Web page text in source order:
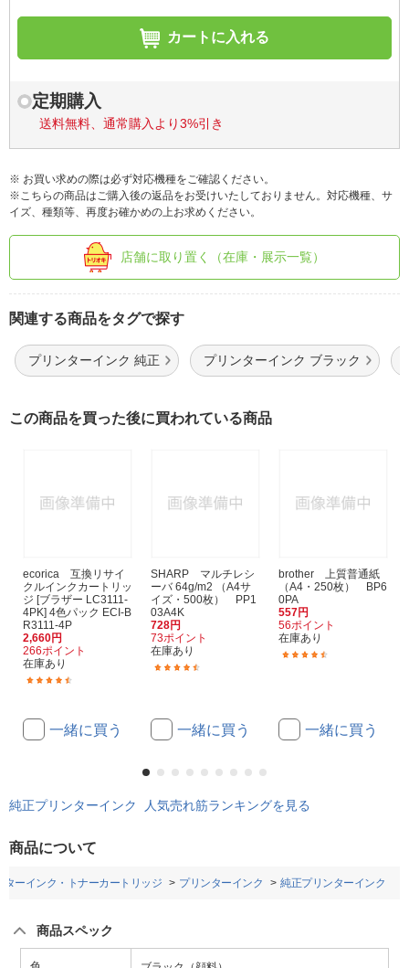
カートに入れる
定期購入
送料無料、通常購入より3%引き
※ お買い求めの際は必ず対応機種をご確認ください。
※こちらの商品はご購入後の返品をお受けいたしておりません。対応機種、サ
イズ、種類等、再度お確かめの上お求めください。
店舗に取り置く（在庫・展示一覧）
関連する商品をタグで探す
プリンターインク 純正 プリンターインク ブラック
この商品を買った後に買われている商品
ecorica 互換リサイ
クルインクカートリッ
ジ [ブラザー LC3111-
4PK] 4色パック ECI-B
R3111-4P
2,660円
266ポイント
在庫あり
一緒に買う
SHARP マルチレシ
ーバ 64g/m2 （A4サ
イズ・500枚） PP1
03A4K
728円
73ポイント
在庫あり
一緒に買う
brother 上質普通紙
（A4・250枚） BP6
0PA
557円
56ポイント
在庫あり
一緒に買う
純正プリンターインク 人気売れ筋ランキングを見る
商品について
ターインク・トナーカートリッジ プリンターインク 純正プリンターインク
商品スペック